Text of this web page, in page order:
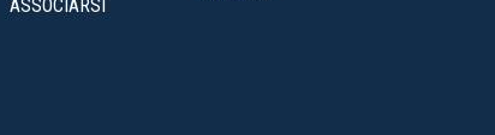
ASSOCIARSI